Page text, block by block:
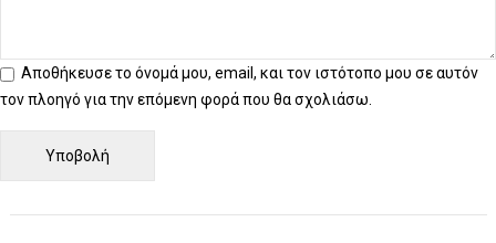
Αποθήκευσε το όνομά μου, email, και τον ιστότοπο μου σε αυτόν
τον πλοηγό για την επόμενη φορά που θα σχολιάσω.